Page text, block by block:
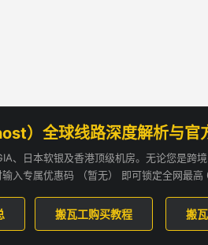
）全球线路深度解析与官
、日本软银及香港顶级机房。无论您是跨
入专属优惠码 （暂无） 即可锁定全网最高
搬瓦工购买教程 搬